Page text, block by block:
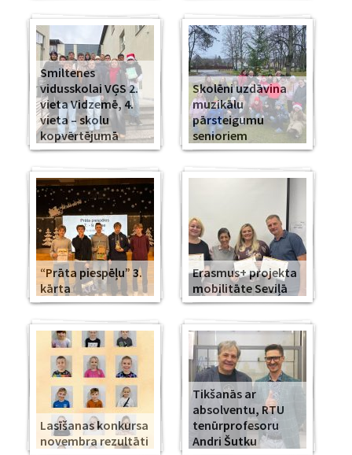
Smiltenes
vidusskolai VĢS 2.
vieta Vidzemē, 4.
vieta – skolu
kopvērtējumā
Skolēni uzdāvina
muzikālu
pārsteigumu
senioriem
“Prāta piespēļu” 3.
kārta
Erasmus+ projekta
mobilitāte Seviļā
Lasīšanas konkursa
novembra rezultāti
Tikšanās ar
absolventu, RTU
tenūrprofesoru
Andri Šutku